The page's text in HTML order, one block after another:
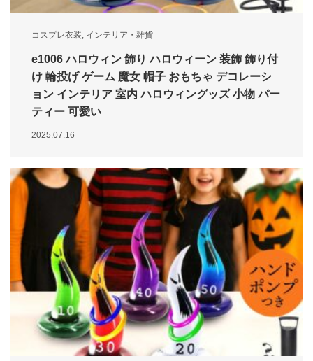
コスプレ衣装 インテリア・雑貨
e1006 ハロウィン 飾り ハロウィーン 装飾 飾り付
け 輪投げ ゲーム 魔女 帽子 おもちゃ デコレーシ
ョン インテリア 室内 ハロウィングッズ 小物 パー
ティー 可愛い
2025.07.16